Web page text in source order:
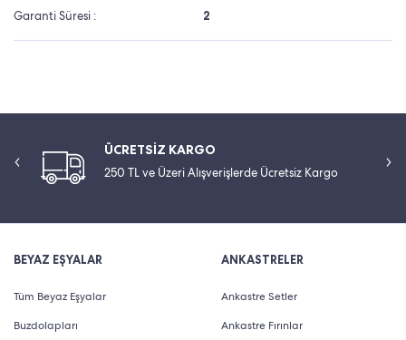
Garanti Süresi : 2
ÜCRETSİZ KARGO
250 TL ve Üzeri Alışverişlerde Ücretsiz Kargo
BEYAZ EŞYALAR
Tüm Beyaz Eşyalar
Buzdolapları
ANKASTRELER
Ankastre Setler
Ankastre Fırınlar